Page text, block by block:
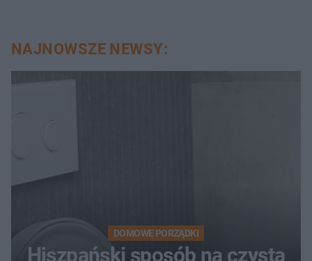
NAJNOWSZE NEWSY:
DOMOWE PORZĄDKI
Hiszpański sposób na czystą